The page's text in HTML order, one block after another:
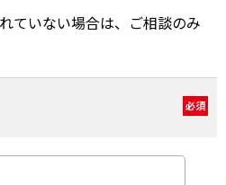
ていない場合は、ご相談のみ
必須